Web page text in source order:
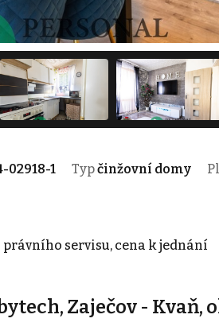
02918-1 Typčinžovní domy
právního servisu, cena k jednání
Zaječov - Kvaň,